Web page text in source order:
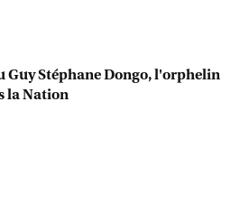
Guy Stéphane Dongo, l'orphelin
la Nation